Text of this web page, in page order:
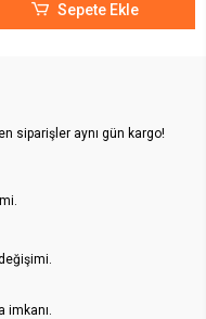
Sepete Ekle
siparişler aynı gün kargo!
imkanı.